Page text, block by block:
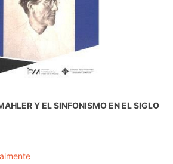
Y EL SINFONISMO EN EL SIGLO